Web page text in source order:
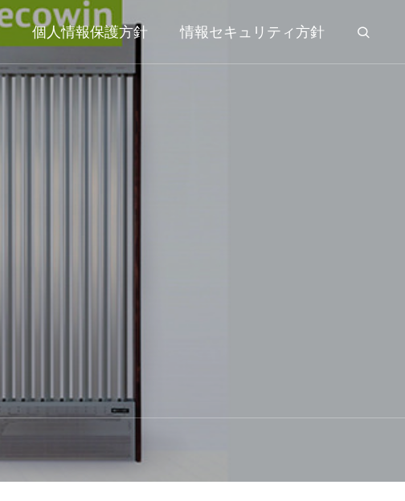
個人情報保護方針 情報セキュリティ方針